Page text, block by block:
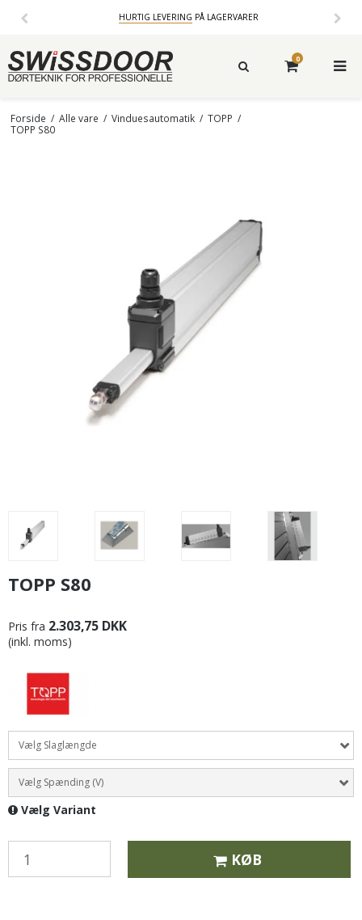
HURTIG LEVERING PÅ LAGERVARER
0
Forside / Alle vare / Vinduesautomatik / TOPP /
TOPP S80
TOPP S80
Pris fra 2.303,75 DKK
(inkl. moms)
Vælg Slaglængde
Vælg Spænding (V)
Vælg Variant
KØB